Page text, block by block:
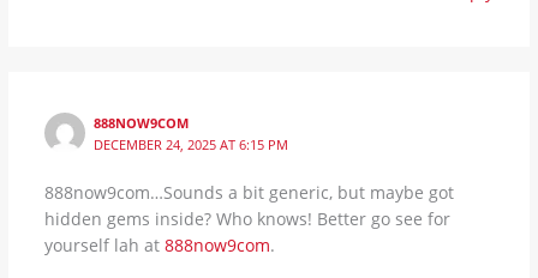
888NOW9COM
DECEMBER 24, 2025 AT 6:15 PM
888now9com…Sounds a bit generic, but maybe got
hidden gems inside? Who knows! Better go see for
yourself lah at 888now9com.